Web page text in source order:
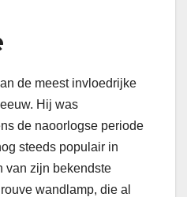
de meest invloedrijke
Hij was
de naoorlogse periode
steeds populair in
van zijn bekendste
wandlamp, die al